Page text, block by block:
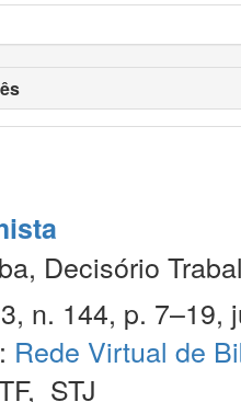
Decisório
n. 144, p. 7–19,
Rede Virtual de
, STJ